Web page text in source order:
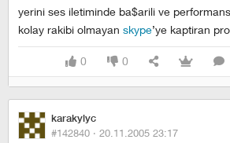
yerini ses iletiminde ba$arili ve
kolay rakibi olmayan skype’ye kaptiran
0 0
karakylyc
#142840 · 20.11.2005 23:17